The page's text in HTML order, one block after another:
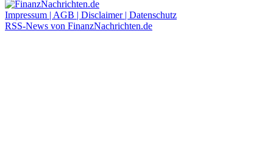
Impressum | AGB | Disclaimer | Datenschutz
RSS-News von FinanzNachrichten.de